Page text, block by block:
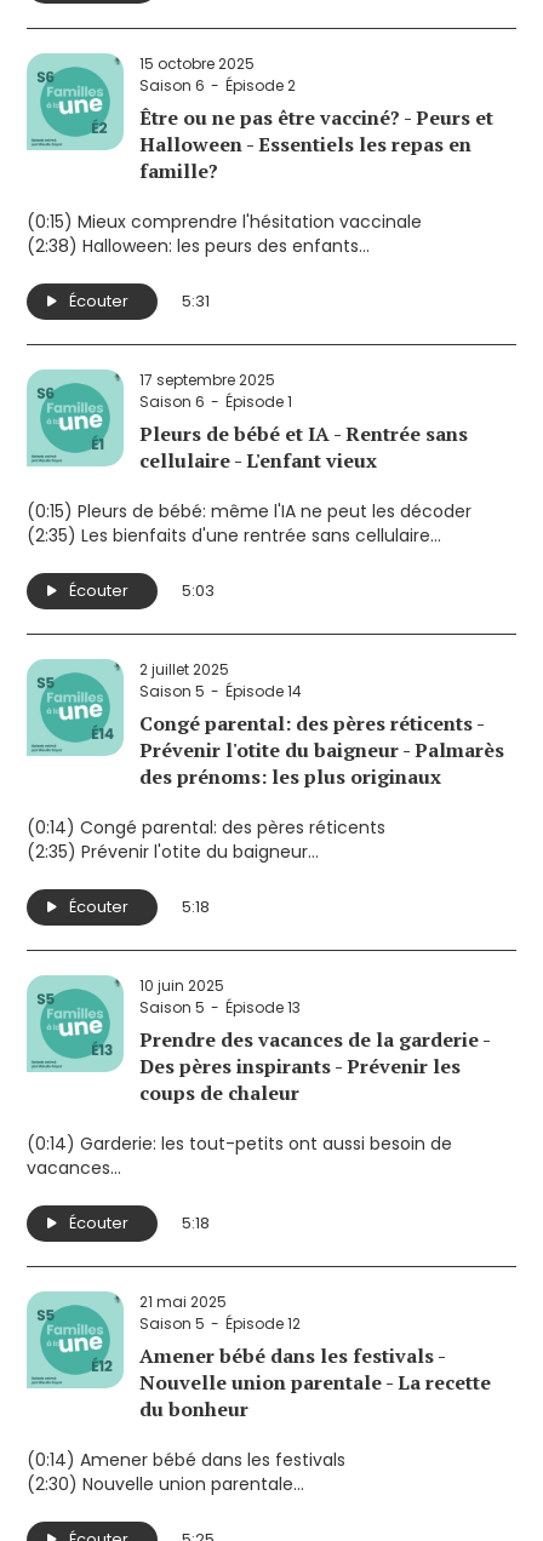
15 octobre 2025
Saison 6
Épisode 2
Être ou ne pas être vacciné? - Peurs et
Halloween - Essentiels les repas en
famille?
(0:15) Mieux comprendre l'hésitation vaccinale
(2:38) Halloween: les peurs des enfants
Écouter 5:31
17 septembre 2025
Saison 6
Épisode 1
Pleurs de bébé et IA - Rentrée sans
cellulaire - L'enfant vieux
(0:15) Pleurs de bébé: même l'IA ne peut les décoder
(2:35) Les bienfaits d'une rentrée sans cellulaire
plus autonomes et moins protégés
Écouter 5:03
2 juillet 2025
Saison 5
Épisode 14
Congé parental: des pères réticents -
Prévenir l'otite du baigneur - Palmarès
des prénoms: les plus originaux
(0:14) Congé parental: des pères réticents
(2:35) Prévenir l'otite du baigneur
Écouter 5:18
10 juin 2025
Saison 5
Épisode 13
Prendre des vacances de la garderie -
Des pères inspirants - Prévenir les
coups de chaleur
(0:14) Garderie: les tout-petits ont aussi besoin de
vacances
(4:15) Conseils climat: prévenir les coups de chaleur
Écouter 5:18
21 mai 2025
Saison 5
Épisode 12
Amener bébé dans les festivals -
Nouvelle union parentale - La recette
du bonheur
(0:14) Amener bébé dans les festivals
(2:30) Nouvelle union parentale